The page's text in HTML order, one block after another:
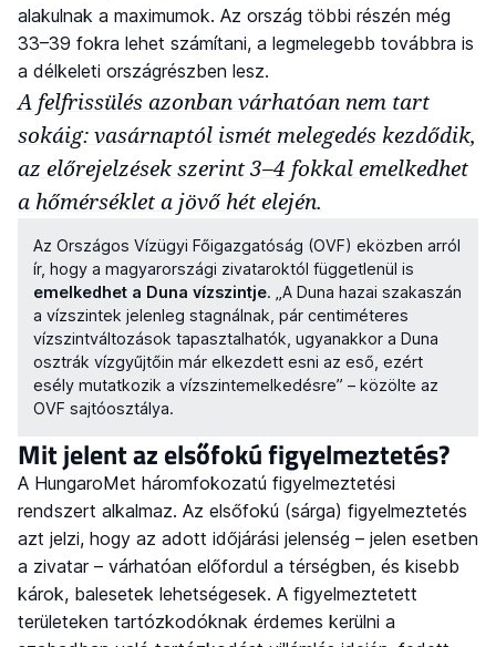
alakulnak a maximumok. Az ország többi részén még
33–39 fokra lehet számítani, a legmelegebb továbbra is
a délkeleti országrészben lesz.
A felfrissülés azonban várhatóan nem tart
sokáig: vasárnaptól ismét melegedés kezdődik,
az előrejelzések szerint 3–4 fokkal emelkedhet
a hőmérséklet a jövő hét elején.
Az Országos Vízügyi Főigazgatóság (OVF) eközben arról
ír, hogy a magyarországi zivataroktól függetlenül is
emelkedhet a Duna vízszintje. „A Duna hazai szakaszán
a vízszintek jelenleg stagnálnak, pár centiméteres
vízszintváltozások tapasztalhatók, ugyanakkor a Duna
osztrák vízgyűjtőin már elkezdett esni az eső, ezért
esély mutatkozik a vízszintemelkedésre” – közölte az
OVF sajtóosztálya.
Mit jelent az elsőfokú figyelmeztetés?
A HungaroMet háromfokozatú figyelmeztetési
rendszert alkalmaz. Az elsőfokú (sárga) figyelmeztetés
azt jelzi, hogy az adott időjárási jelenség – jelen esetben
a zivatar – várhatóan előfordul a térségben, és kisebb
károk, balesetek lehetségesek. A figyelmeztetett
területeken tartózkodóknak érdemes kerülni a